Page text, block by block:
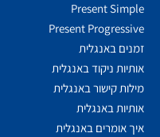
Present Simple
Present Progressive
זמנים באנגלית
אותיות ניקוד באנגלית
מילות קישור באנגלית
אותיות באנגלית
איך אומרים באנגלית